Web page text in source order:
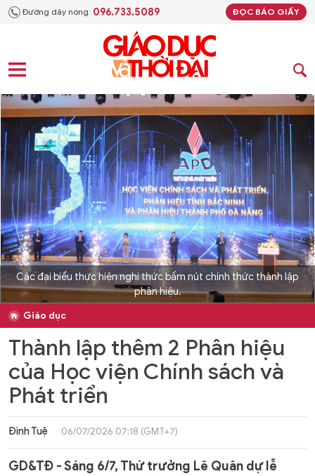
Đường dây nóng: 096.733.5089 ĐỌC BÁO GIẤY
Các đại biểu thực hiện nghi thức bấm nút chính thức thành lập
phân hiệu.
Giáo dục
Thành lập thêm 2 Phân hiệu
của Học viện Chính sách và
Phát triển
Đình Tuệ 06/07/2026 07:18 (GMT+7)
GD&TĐ - Sáng 6/7, Thứ trưởng Lê Quân dự lễ